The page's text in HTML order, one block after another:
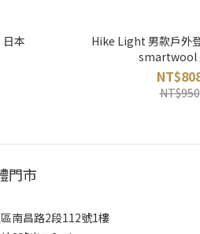
本
Hike Light 男款戶外
smartwool
NT$950
門市
南昌路2段112號1樓